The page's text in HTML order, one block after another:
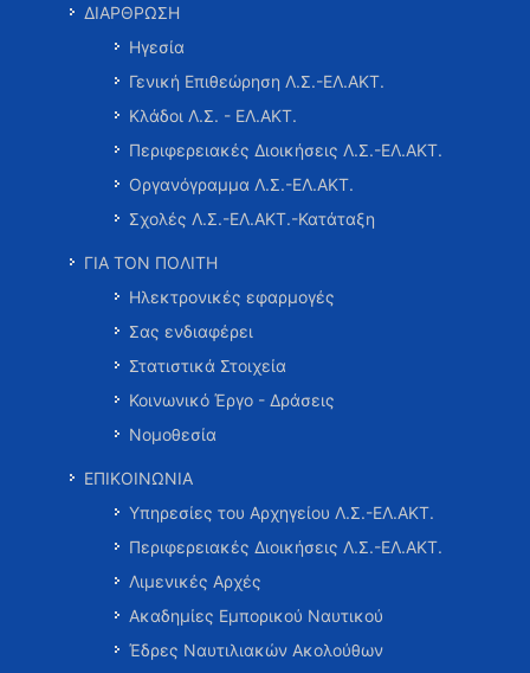
ΔΙΑΡΘΡΩΣΗ
Ηγεσία
Γενική Επιθεώρηση Λ.Σ.-ΕΛ.ΑΚΤ.
Κλάδοι Λ.Σ. - ΕΛ.ΑΚΤ.
Περιφερειακές Διοικήσεις Λ.Σ.-ΕΛ.ΑΚΤ.
Οργανόγραμμα Λ.Σ.-ΕΛ.ΑΚΤ.
Σχολές Λ.Σ.-ΕΛ.ΑΚΤ.-Κατάταξη
ΓΙΑ ΤΟΝ ΠΟΛΙΤΗ
Ηλεκτρονικές εφαρμογές
Σας ενδιαφέρει
Στατιστικά Στοιχεία
Κοινωνικό Έργο - Δράσεις
Νομοθεσία
ΕΠΙΚΟΙΝΩΝΙΑ
Υπηρεσίες του Αρχηγείου Λ.Σ.-ΕΛ.ΑΚΤ.
Περιφερειακές Διοικήσεις Λ.Σ.-ΕΛ.ΑΚΤ.
Λιμενικές Αρχές
Ακαδημίες Εμπορικού Ναυτικού
Έδρες Ναυτιλιακών Ακολούθων